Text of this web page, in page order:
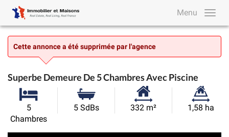
Menu
Cette annonce a été supprimée par l'agence
Superbe Demeure De 5 Chambres Avec Piscine
5
Chambres
5 SdBs
Surface
332 m²
Superficie
1,58 ha